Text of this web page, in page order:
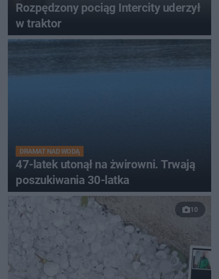
Rozpędzony pociąg Intercity uderzył
w traktor
DRAMAT NAD WODĄ
47-latek utonął na żwirowni. Trwają
poszukiwania 30-latka
10